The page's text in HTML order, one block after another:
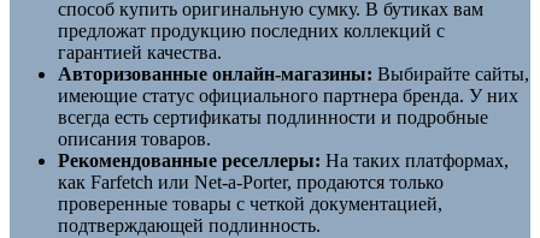
способ купить оригинальную сумку. В бутиках вам
предложат продукцию последних коллекций с
гарантией качества.
Авторизованные онлайн-магазины: Выбирайте сайты,
имеющие статус официального партнера бренда. У них
всегда есть сертификаты подлинности и подробные
описания товаров.
Рекомендованные реселлеры: На таких платформах,
как Farfetch или Net-a-Porter, продаются только
проверенные товары с четкой документацией,
подтверждающей подлинность.